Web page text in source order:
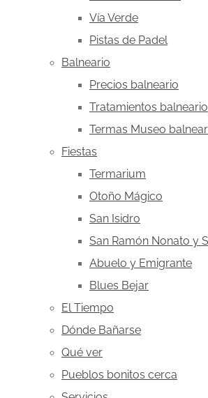
Vía Verde
Pistas de Padel
Balneario
Precios balneario
Tratamientos balneario
Termas Museo
Fiestas
Termarium
Otoño Mágico
San Isidro
San Ramón Nonato y
Abuelo y Emigrante
Blues Bejar
El Tiempo
Dónde Bañarse
Qué ver
Pueblos bonitos cerca